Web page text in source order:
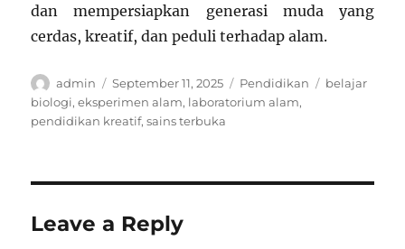
dan mempersiapkan generasi muda yang
cerdas, kreatif, dan peduli terhadap alam.
Author
admin
Posted
on
September 11, 2025 Categories
Pendidikan Tags
belajar
biologi,eksperimen alam, laboratorium alam,
pendidikan kreatif,sains terbuka
Leave a Reply